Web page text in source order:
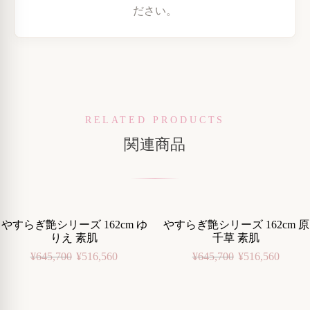
ださい。
RELATED PRODUCTS
関連商品
-20%
やすらぎ艶シリーズ 162cm ゆ
りえ 素肌
¥645,700 ¥516,560
-20%
やすらぎ艶シリーズ 162cm 原
千草 素肌
¥645,700 ¥516,560